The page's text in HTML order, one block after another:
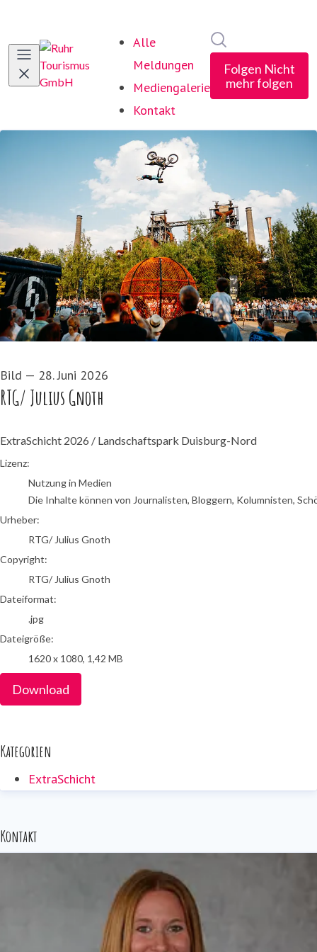
Alle
Meldungen
Mediengalerie
Kontakt
Folgen Nicht
mehr folgen
Bild — 28. Juni 2026
RTG/ Julius Gnoth
ExtraSchicht 2026 / Landschaftspark Duisburg-Nord
RTG/ Julius Gnoth
Lizenz:
Nutzung in Medien
Die Inhalte können von Journalisten, Bloggern, Kolumnisten,
Urheber:
RTG/ Julius Gnoth
Copyright:
RTG/ Julius Gnoth
Dateiformat:
.jpg
Dateigröße:
1620 x 1080, 1,42 MB
Download
Kategorien
ExtraSchicht
Kontakt